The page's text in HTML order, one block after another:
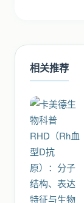
相关推荐